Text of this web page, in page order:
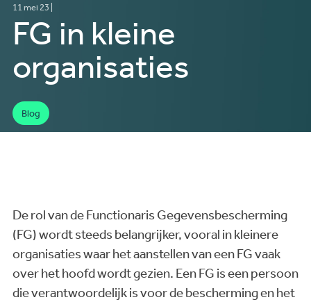
11 mei 23 |
FG in kleine
organisaties
Blog
De rol van de Functionaris Gegevensbescherming
(FG) wordt steeds belangrijker, vooral in kleinere
organisaties waar het aanstellen van een FG vaak
over het hoofd wordt gezien. Een FG is een persoon
die verantwoordelijk is voor de bescherming en het